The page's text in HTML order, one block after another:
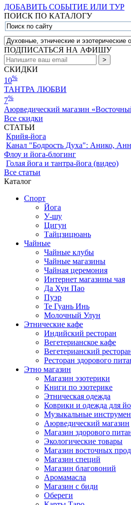
ДОБАВИТЬ СОБЫТИЕ ИЛИ ТУР
ПОИСК ПО КАТАЛОГУ
ПОДПИСАТЬСЯ НА АФИШУ
СКИДКИ
10%
ТАНТРА ЛЮБВИ
7%
Аюрведический магазин
Все скидки
СТАТЬИ
Крийя-йога
Канал "Бодрость Духа": Анико,
Флоу и йога-блогинг
Голая йога и тантра-йога (видео)
Все статьи
Каталог
Спорт
Йога
У-шу
Цигун
Тайцзицюань
Чайные
Чайные клубы
Чайные магазины
Чайная церемония
Интернет магазины чая
Да Хун Пао
Пуэр
Те Гуань Инь
Молочный Улун
Этнические кафе
Индийский ресторан
Вегетерианское кафе
Вегетерианский
Ресторан здорового
Этно магазин
Магазин эзотерики
Книги по эзотерике
Этническая одежда
Коврики и одежда для
Музыкальные
Аюрведический магазин
Магазин здорового
Экологические товары
Магазин восточных
Магазин специй
Магазин благовоний
Аромамасла
Магазин с биди
Обереги